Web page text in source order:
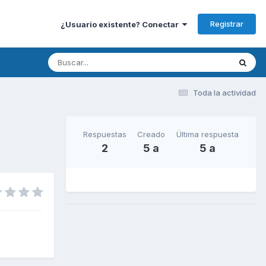
¿Usuario existente? Conectar Registrar
Toda la actividad
Respuestas
2
Creado
5 a
Última respuesta
5 a